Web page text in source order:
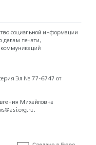
социальной информации
делам печати,
серия Эл № 77-6747 от
Михайловна
,